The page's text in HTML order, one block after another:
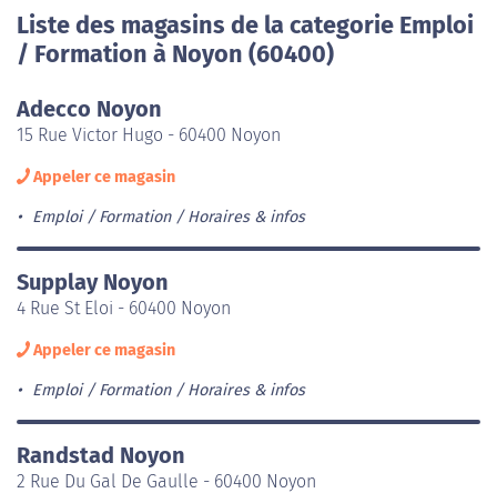
Liste des magasins de la categorie Emploi
/ Formation à Noyon (60400)
Adecco Noyon
15 Rue Victor Hugo - 60400 Noyon
Appeler ce magasin
Emploi / Formation Horaires & infos
Supplay Noyon
4 Rue St Eloi - 60400 Noyon
Appeler ce magasin
Emploi / Formation Horaires & infos
Randstad Noyon
2 Rue Du Gal De Gaulle - 60400 Noyon